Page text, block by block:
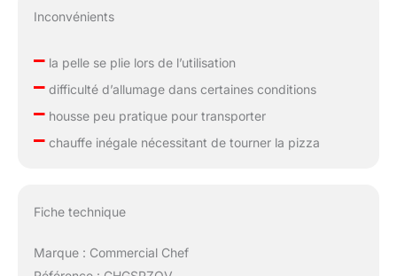
Inconvénients
–la pelle se plie lors de l’utilisation
–difficulté d’allumage dans certaines conditions
–housse peu pratique pour transporter
–chauffe inégale nécessitant de tourner la pizza
Fiche technique
Marque : Commercial Chef